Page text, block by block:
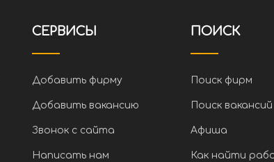
СЕРВИСЫ
Добавить фирму
Добавить вакансию
Звонок с сайта
Написать нам
ПОИСК
Поиск фирм
Поиск вакансий
Афиша
Как найти